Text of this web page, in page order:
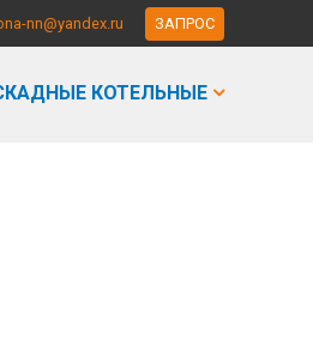
nn@yandex.ru ЗАПРОС
КОТЕЛЬНЫЕ